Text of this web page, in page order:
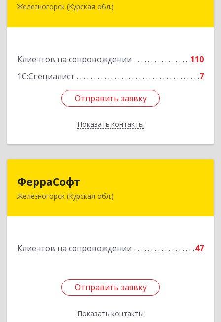
Железногорск (Курская обл.)
Клиентов на сопровождении
110
1С:Специалист
7
Отправить заявку
Показать контакты
307178, Курская обл, Железногорск г,
Отправить заявку
Назад
ФерраСофт
Железногорск (Курская обл.)
Клиентов на сопровождении 47
Отправить заявку
Показать контакты
307179, Курская обл, Железногорск г, Ленина ул,
Отправить заявку
Назад